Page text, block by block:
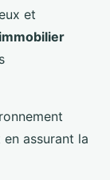
et
assurant la